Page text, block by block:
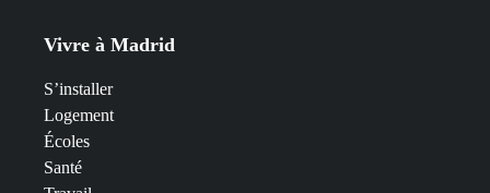
Vivre à Madrid
S’installer
Logement
Écoles
Santé